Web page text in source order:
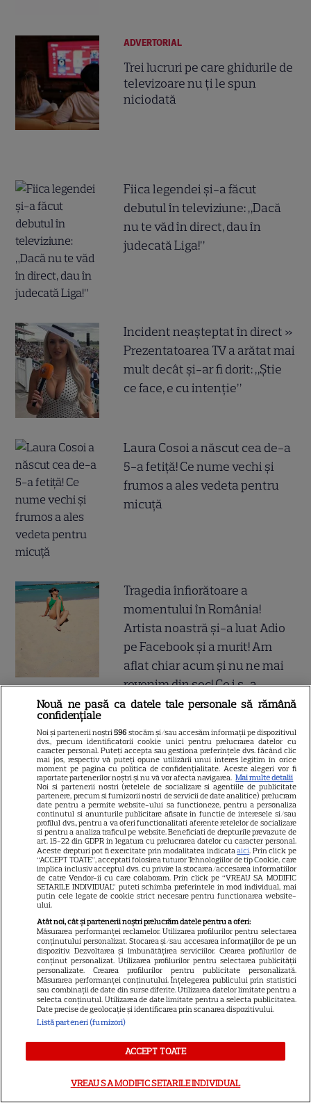
ADVERTORIAL
Trei lucruri pe care ghidurile de
televizoare nu ți le spun
niciodată
Fiica legendei și-a făcut
debutul în televiziune: „Dacă
nu te văd în direct, dau în
judecată Liga!”
Incident neașteptat în direct »
Prezentatoarea TV a arătat mai
mult decât și-ar fi dorit: „Știe
ce face, e cu intenție”
Laura Cosoi a născut cea de-a
5-a fetiță! Ce nume vechi și
frumos a ales vedeta pentru
micuță
Tragedia înfiorătoare a
momentului în România!
Artista noastră și-a luat Adio
pe Facebook și a murit! Am
aflat chiar acum și nu ne mai
revenim din șoc! Ce i s-a
întâmplat este crunt
SERIALE
Nouă ne pasă ca datele tale personale să rămână
confidențiale
Noi și partenerii noștri596 stocăm și/sau accesăm informații pe dispozitivul
dvs., precum identificatorii cookie unici pentru prelucrarea datelor cu
caracter personal. Puteți accepta sau gestiona preferințele dvs. făcând clic
mai jos, respectiv vă puteți opune utilizării unui interes legitim în orice
moment pe pagina cu politica de confidențialitate. Aceste alegeri vor fi
raportate partenerilor noștri și nu vă vor afecta navigarea. Mai multe detalii
Noi si partenerii nostri (retelele de socializare si agentiile de publicitate
partenere, precum si furnizorii nostri de servicii de date analitice) prelucram
date pentru a permite website-ului sa functioneze, pentru a personaliza
continutul si anunturile publicitare afisate in functie de interesele si/sau
profilul dvs., pentru a va oferi functionalitati aferente retelelor de socializare
si pentru a analiza traficul pe website. Beneficiati de drepturile prevazute de
art. 15-22 din GDPR in legatura cu prelucrarea datelor cu caracter personal.
Aceste drepturi pot fi exercitate prin modalitatea indicataaici. Prin click pe
“ACCEPT TOATE”, acceptati folosirea tuturor Tehnologiilor de tip Cookie, care
implica inclusiv acceptul dvs. cu privire la stocarea/accesarea informatiilor
de catre Vendor-ii cu care colaboram. Prin click pe “VREAU SA MODIFIC
SETARILE INDIVIDUAL” puteti schimba preferintele in mod individual, mai
putin cele legate de cookie strict necesare pentru functionarea website-
ului.
Atât noi, cât și partenerii noștri prelucrăm datele pentru a oferi:
Măsurarea performanței reclamelor. Utilizarea profilurilor pentru selectarea
conținutului personalizat. Stocarea și/sau accesarea informațiilor de pe un
dispozitiv. Dezvoltarea și îmbunătățirea serviciilor. Crearea profilurilor de
conținut personalizat. Utilizarea profilurilor pentru selectarea publicității
personalizate. Crearea profilurilor pentru publicitate personalizată.
Măsurarea performanței conținutului. Înțelegerea publicului prin statistici
sau combinații de date din surse diferite. Utilizarea datelor limitate pentru a
selecta conținutul. Utilizarea de date limitate pentru a selecta publicitatea.
Date precise de geolocație și identificarea prin scanarea dispozitivului.
Listă parteneri (furnizori)
ACCEPT TOATE
VREAU SA MODIFIC SETARILE INDIVIDUAL